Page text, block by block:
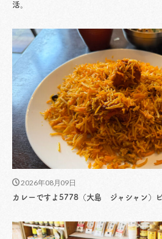
活。
2026年08月09日
カレーですよ5778（大島 ジャシャン）ビ